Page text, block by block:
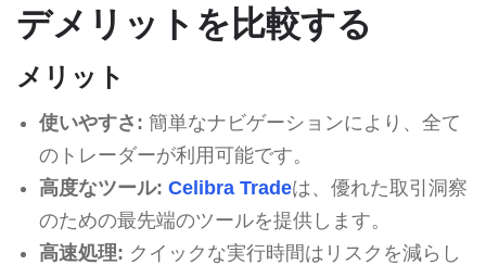
デメリットを比較する
メリット
使いやすさ: 簡単なナビゲーションにより、全て
のトレーダーが利用可能です。
高度なツール: Celibra Tradeは、優れた取引洞察
のための最先端のツールを提供します。
高速処理: クイックな実行時間はリスクを減らし